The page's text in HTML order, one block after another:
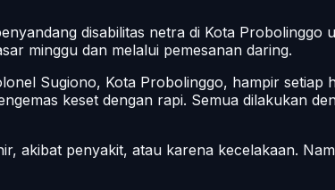
disabilitas netra di Kota
minggu dan melalui pemesanan daring.
Sugiono, Kota Probolinggo, hampir setiap
keset dengan rapi. Semua dilakukan
akibat penyakit, atau karena kecelakaan.